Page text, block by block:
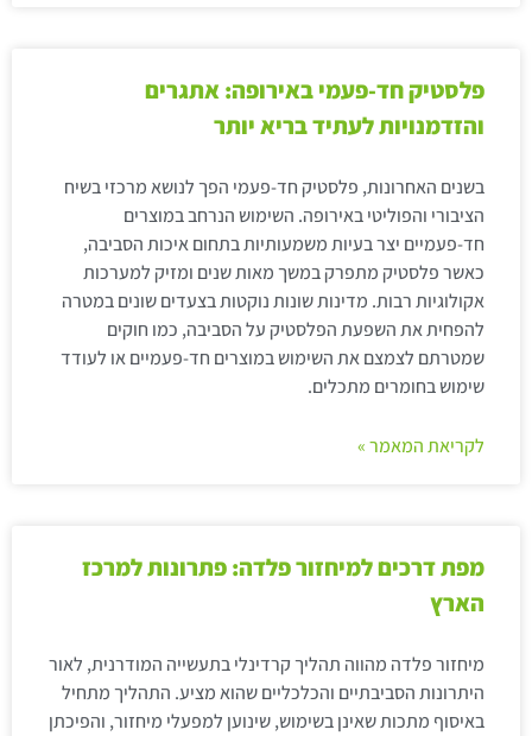
פלסטיק חד-פעמי באירופה: אתגרים
והזדמנויות לעתיד בריא יותר
בשנים האחרונות, פלסטיק חד-פעמי הפך לנושא מרכזי בשיח
הציבורי והפוליטי באירופה. השימוש הנרחב במוצרים
חד-פעמיים יצר בעיות משמעותיות בתחום איכות הסביבה,
כאשר פלסטיק מתפרק במשך מאות שנים ומזיק למערכות
אקולוגיות רבות. מדינות שונות נוקטות בצעדים שונים במטרה
להפחית את השפעת הפלסטיק על הסביבה, כמו חוקים
שמטרתם לצמצם את השימוש במוצרים חד-פעמיים או לעודד
שימוש בחומרים מתכלים.
לקריאת המאמר »
מפת דרכים למיחזור פלדה: פתרונות למרכז
הארץ
מיחזור פלדה מהווה תהליך קרדינלי בתעשייה המודרנית, לאור
היתרונות הסביבתיים והכלכליים שהוא מציע. התהליך מתחיל
באיסוף מתכות שאינן בשימוש, שינוען למפעלי מיחזור, והפיכתן